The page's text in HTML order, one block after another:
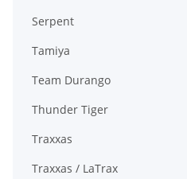
Serpent
Tamiya
Team Durango
Thunder Tiger
Traxxas
Traxxas / LaTrax